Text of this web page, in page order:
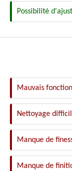
Possibilité
Mauvais
Nettoyage
Manque de
Manque de